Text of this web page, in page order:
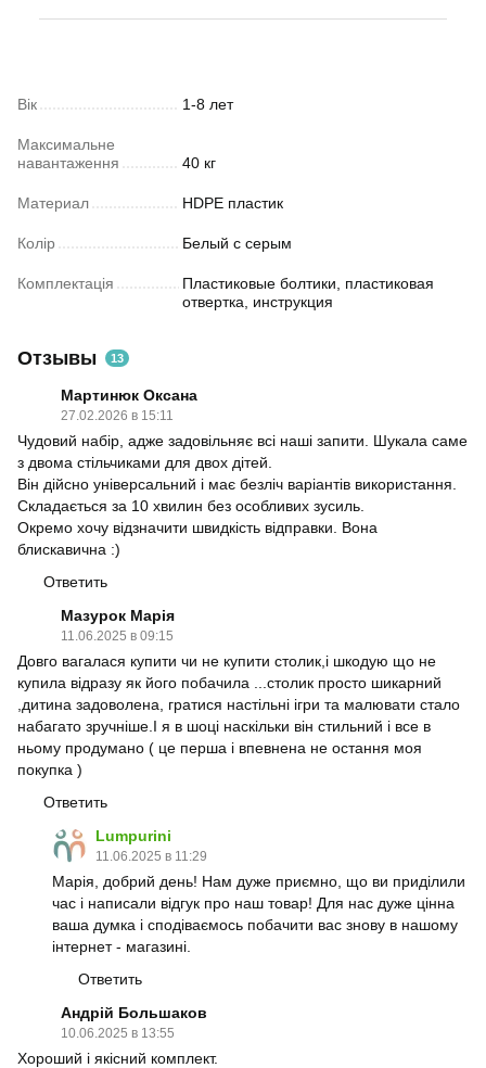
Вік 1-8 лет
Максимальне
навантаження
40 кг
Материал HDPE пластик
Колір Белый с серым
Комплектація
Пластиковые болтики, пластиковая
отвертка, инструкция
Отзывы 13
Мартинюк Оксана
27.02.2026 в 15:11
Чудовий набір, адже задовільняє всі наші запити. Шукала саме
з двома стільчиками для двох дітей.
Він дійсно універсальний і має безліч варіантів використання.
Складається за 10 хвилин без особливих зусиль.
Окремо хочу відзначити швидкість відправки. Вона
блискавична :)
Ответить
Мазурок Марія
11.06.2025 в 09:15
Довго вагалася купити чи не купити столик,і шкодую що не
купила відразу як його побачила ...столик просто шикарний
,дитина задоволена, гратися настільні ігри та малювати стало
набагато зручніше.І я в шоці наскільки він стильний і все в
ньому продумано ( це перша і впевнена не остання моя
покупка )
Ответить
Lumpurini
11.06.2025 в 11:29
Марія, добрий день! Нам дуже приємно, що ви приділили
час і написали відгук про наш товар! Для нас дуже цінна
ваша думка і сподіваємось побачити вас знову в нашому
інтернет - магазині.
Ответить
Андрій Большаков
10.06.2025 в 13:55
Хороший і якісний комплект.